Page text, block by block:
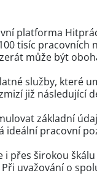
platforma
tisíc
může být
služby, které
již následující
základní
ideální pracovní
i přes širokou
uvažování o